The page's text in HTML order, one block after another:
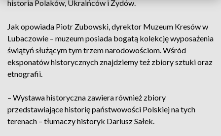
historia Polaków, Ukraińców i Żydów.
Jak opowiada Piotr Zubowski, dyrektor Muzeum Kresów w
Lubaczowie – muzeum posiada bogatą kolekcję wyposażenia
świątyń służącym tym trzem narodowościom. Wśród
eksponatów historycznych znajdziemy też zbiory sztuki oraz
etnografii.
– Wystawa historyczna zawiera również zbiory
przedstawiające historię państwowości Polskiej na tych
terenach – tłumaczy historyk Dariusz Sałek.